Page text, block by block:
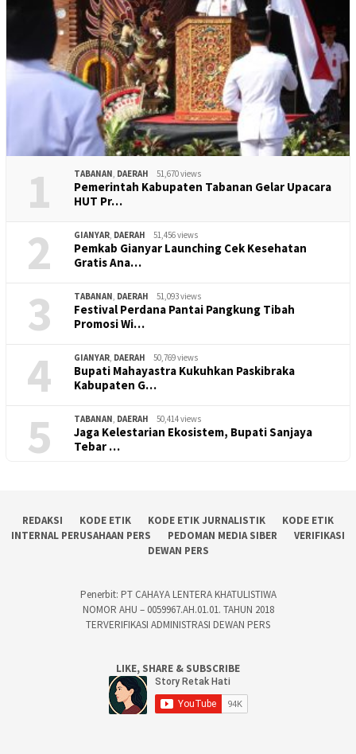
1 TABANAN, DAERAH 51,670 views
Pemerintah Kabupaten Tabanan Gelar Upacara
HUT Pr…
2 GIANYAR, DAERAH 51,456 views
Pemkab Gianyar Launching Cek Kesehatan
Gratis Ana…
3 TABANAN, DAERAH 51,093 views
Festival Perdana Pantai Pangkung Tibah
Promosi Wi…
4 GIANYAR, DAERAH 50,769 views
Bupati Mahayastra Kukuhkan Paskibraka
Kabupaten G…
5 TABANAN, DAERAH 50,414 views
Jaga Kelestarian Ekosistem, Bupati Sanjaya
Tebar …
REDAKSI KODE ETIK KODE ETIK JURNALISTIK
KODE ETIK
INTERNAL PERUSAHAAN PERS
PEDOMAN MEDIA SIBER
VERIFIKASI
DEWAN PERS
Penerbit: PT CAHAYA LENTERA KHATULISTIWA
NOMOR AHU – 0059967.AH.01.01. TAHUN 2018
TERVERIFIKASI ADMINISTRASI DEWAN PERS
LIKE, SHARE & SUBSCRIBE